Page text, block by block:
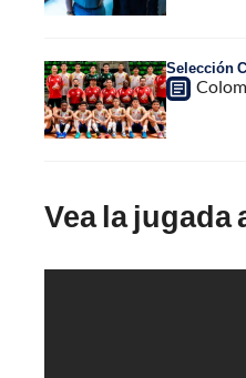
Selección
Vea la jugada